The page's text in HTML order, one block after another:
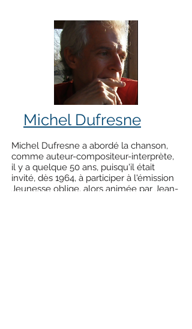
Michel Dufresne
Michel Dufresne a abordé la chanson,
comme auteur-compositeur-interprète,
il y a quelque 50 ans, puisqu'il était
invité, dès 1964, à participer à l'émission
Jeunesse oblige, alors animée par Jean-